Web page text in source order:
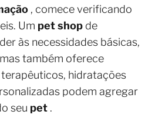
, comece verificando
Um pet shop de
às necessidades básicas,
também oferece
hidratações
podem agregar
seu pet .